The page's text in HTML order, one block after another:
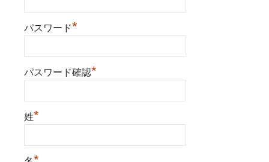
パスワード*
パスワード確認*
姓*